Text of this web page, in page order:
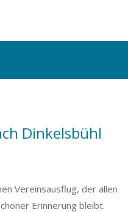
Dinkelsbühl
Vereinsausflug, der allen
Erinnerung bleibt.